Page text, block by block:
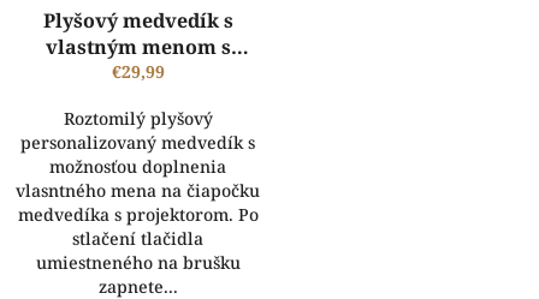
Plyšový medvedík s
vlastným menom s
projektorom - ružový
€29,99
Roztomilý plyšový
personalizovaný medvedík s
možnosťou doplnenia
vlasntného mena na čiapočku
medvedíka s projektorom. Po
stlačení tlačidla
umiestneného na brušku
zapnete...